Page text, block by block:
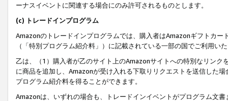
ーナスイベントに関連する場合にのみ許可されるものとします。
(c) トレードインプログラム
Amazonのトレードインプログラムでは、購入者はAmazonギフトカ
（「特別プログラム紹介料」）に記載されている一部の国でご利用い
乙は、（1）購入者が乙のサイト上のAmazonサイトへの特別なリン
に商品を追加し、Amazonが受け入れる下取りリクエストを送信した
プログラム紹介料を得ることができます。
Amazonは、いずれの場合も、トレードインイベントがプログラム文